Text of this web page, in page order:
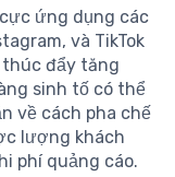
ứng dụng các
và TikTok
thúc đẩy tăng
sinh tố có thể
về cách pha chế
lượng khách
phí quảng cáo.